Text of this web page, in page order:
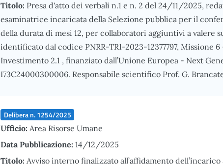
Titolo: Presa d'atto dei verbali n.1 e n. 2 del 24/11/2025,
esaminatrice incaricata della Selezione pubblica per il
della durata di mesi 12, per collaboratori aggiuntivi a valere
identificato dal codice PNRR-TR1-2023-12377797, Missione
Investimento 2.1 , finanziato dall’Unione Europea - Next
I73C24000300006. Responsabile scientifico Prof. G.
Delibera n. 1254/2025
Ufficio: Area Risorse Umane
Data Pubblicazione: 14/12/2025
Titolo: Avviso interno finalizzato all’affidamento